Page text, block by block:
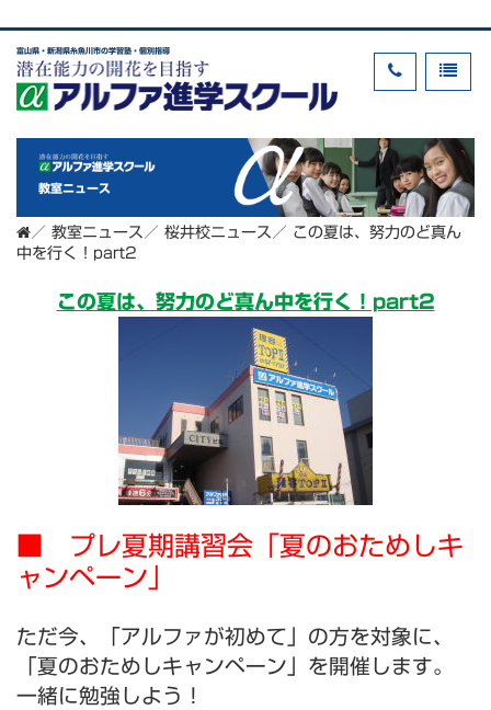
富山県・新潟県糸魚川市の学習塾・個別指導
教室ニュース
／ 教室ニュース ／ 桜井校ニュース ／ この夏は、努力のど真ん
中を行く！part2
この夏は、努力のど真ん中を行く！part2
■ プレ夏期講習会「夏のおためしキ
ャンペーン」
ただ今、「アルファが初めて」の方を対象に、
「夏のおためしキャンペーン」を開催します。
一緒に勉強しよう！